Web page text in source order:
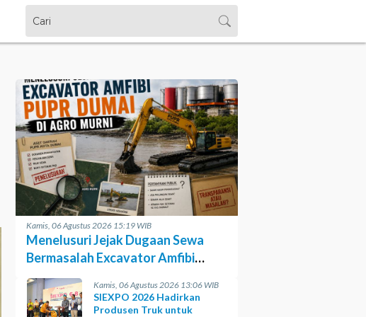
Kamis, 06 Agustus 2026 15:19 WIB
Menelusuri Jejak Dugaan Sewa
Bermasalah Excavator Amfibi
PUPR Dumai di Agro Murni
Kamis, 06 Agustus 2026 13:06 WIB
SIEXPO 2026 Hadirkan
Produsen Truk untuk